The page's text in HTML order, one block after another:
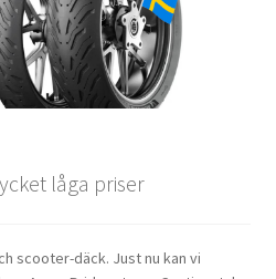
låga priser
scooter-däck. Just nu kan vi